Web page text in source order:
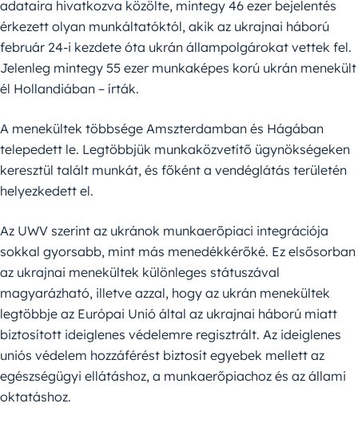
adataira hivatkozva közölte, mintegy 46 ezer bejelentés
érkezett olyan munkáltatóktól, akik az ukrajnai háború
február 24-i kezdete óta ukrán állampolgárokat vettek fel.
Jelenleg mintegy 55 ezer munkaképes korú ukrán menekült
él Hollandiában – írták.
A menekültek többsége Amszterdamban és Hágában
telepedett le. Legtöbbjük munkaközvetítő ügynökségeken
keresztül talált munkát, és főként a vendéglátás területén
helyezkedett el.
Az UWV szerint az ukránok munkaerőpiaci integrációja
sokkal gyorsabb, mint más menedékkérőké. Ez elsősorban
az ukrajnai menekültek különleges státuszával
magyarázható, illetve azzal, hogy az ukrán menekültek
legtöbbje az Európai Unió által az ukrajnai háború miatt
biztosított ideiglenes védelemre regisztrált. Az ideiglenes
uniós védelem hozzáférést biztosít egyebek mellett az
egészségügyi ellátáshoz, a munkaerőpiachoz és az állami
oktatáshoz.